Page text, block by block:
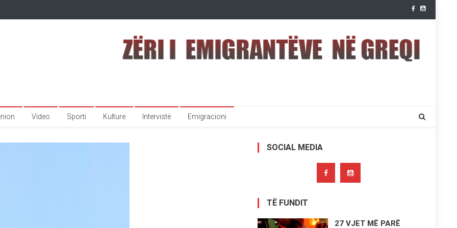
Video Sporti Kulture Intervistë Emigracioni
SOCIAL MEDIA
TË FUNDIT
27 VJET MË PARË